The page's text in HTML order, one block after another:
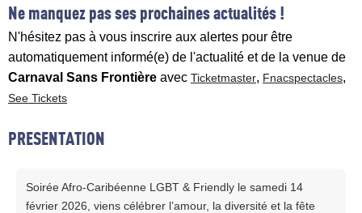
Ne manquez pas ses prochaines actualités !
N'hésitez pas à vous inscrire aux alertes pour être
automatiquement informé(e) de l'actualité et de la venue de
Carnaval Sans Frontière avec Ticketmaster, Fnacspectacles,
See Tickets
PRESENTATION
Soirée Afro-Caribéenne LGBT & Friendly le samedi 14
février 2026, viens célébrer l’amour, la diversité et la fête